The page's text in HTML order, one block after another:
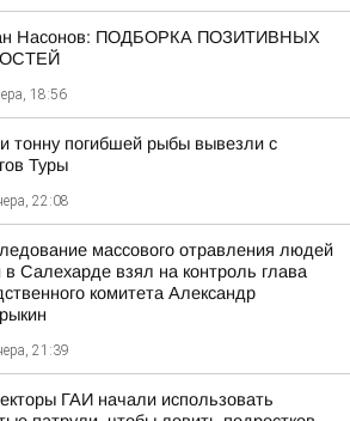
Насонов: ПОДБОРКА ПОЗИТИВНЫХ
18:56
тонну погибшей рыбы вывезли с
Туры
22:08
массового отравления людей
в Салехарде взял на контроль глава
комитета Александр
21:39
ГАИ начали использовать